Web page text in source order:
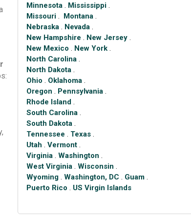
Minnesota . Mississippi .
Missouri . Montana .
Nebraska . Nevada .
New Hampshire . New Jersey .
New Mexico . New York .
North Carolina .
North Dakota .
Ohio . Oklahoma .
Oregon . Pennsylvania .
Rhode Island .
South Carolina .
South Dakota .
Tennessee . Texas .
Utah .Vermont .
Virginia .Washington .
West Virginia .Wisconsin .
Wyoming .Washington, DC . Guam .
Puerto Rico . US Virgin Islands